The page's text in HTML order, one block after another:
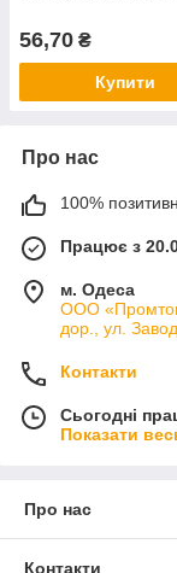
56,70 ₴
Купити
Про нас
100%
Працює з
м. Одеса
ООО
дор., ул.
Контакти
Сьогодні
Показати
Про нас
Контакти